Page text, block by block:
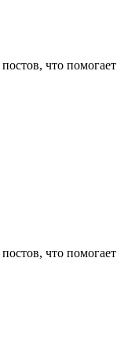
что
что